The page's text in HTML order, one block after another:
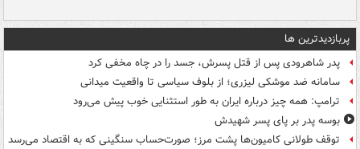
پربازدیدترین ها
پدر شاهرودی پس از قتل پسرش، جسد را در چاه مخفی کرد
سامانه ضد موشکی لیزری؛ از بلوف سیاسی تا واقعیت میدانی
ترامپ: همه چیز درباره ایران به طور استثنایی خوب پیش می‌رود
بوسه‌ پدر بر پای پسر شهیدش
توقف طولانی کامیون‌ها پشت مرز؛ صورت‌حساب سنگینی که به اقتصاد می‌رسد